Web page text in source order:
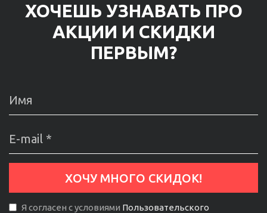
ХОЧЕШЬ УЗНАВАТЬ ПРО
АКЦИИ И СКИДКИ
ПЕРВЫМ?
Я согласен с условиями Пользовательского